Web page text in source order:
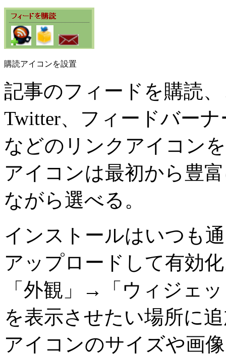
購読アイコンを設置
記事のフィードを購読
Twitter、フィードバー
などのリンクアイコン
アイコンは最初から豊
ながら選べる。
インストールはいつも
アップロードして有効
「外観」→「ウィジェ
を表示させたい場所に
アイコンのサイズや画